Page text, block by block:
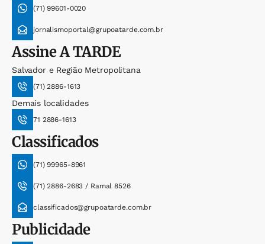
(71) 99601-0020
jornalismoportal@grupoatarde.com.br
AssineA TARDE
Salvador e Região Metropolitana
(71) 2886-1613
Demais localidades
71 2886-1613
Classificados
(71) 99965-8961
(71) 2886-2683 / Ramal 8526
classificados@grupoatarde.com.br
Publicidade